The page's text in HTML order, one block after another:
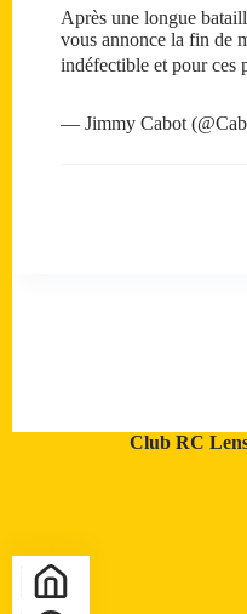
Après une longue
vous annonce la fin de
indéfectible et pour
— Jimmy Cabot
Club RC